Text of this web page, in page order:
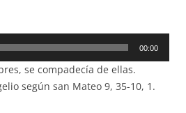
00:00
se compadecía de ellas.
según san Mateo 9, 35-10, 1.